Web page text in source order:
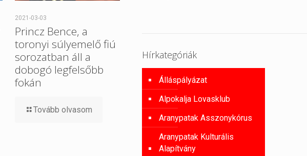
2021-03-03
Princz Bence, a
toronyi súlyemelő fiú
sorozatban áll a
dobogó legfelsőbb
fokán
Tovább olvasom
Hírkategóriák
Álláspályázat
Alpokalja Lovasklub
Aranypatak Asszonykórus
Aranypatak Kulturális
Alapítvány